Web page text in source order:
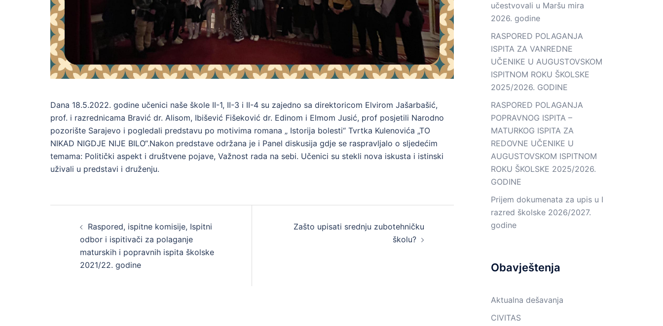
Dana 18.5.2022. godine učenici naše škole II-1, II-3 i II-4 su zajedno sa direktoricom Elvirom Jašarbašić,
prof. i razrednicama Bravić dr. Alisom, Ibišević Fišeković dr. Edinom i Elmom Jusić, prof posjetili Narodno
pozorište Sarajevo i pogledali predstavu po motivima romana „ Istorija bolesti“ Tvrtka Kulenovića „TO
NIKAD NIGDJE NIJE BILO“.Nakon predstave održana je i Panel diskusija gdje se raspravljalo o sljedećim
temama: Politički aspekt i društvene pojave, Važnost rada na sebi. Učenici su stekli nova iskusta i istinski
uživali u predstavi i druženju.
navigation
Raspored, ispitne komisije, Ispitni
odbor i ispitivači za polaganje
maturskih i popravnih ispita školske
2021/22. godine
Zašto upisati srednju zubotehničku
školu?
učestvovali u Maršu mira
2026. godine
RASPORED POLAGANJA
ISPITA ZA VANREDNE
UČENIKE U AUGUSTOVSKOM
ISPITNOM ROKU ŠKOLSKE
2025/2026. GODINE
RASPORED POLAGANJA
POPRAVNOG ISPITA –
MATURKOG ISPITA ZA
REDOVNE UČENIKE U
AUGUSTOVSKOM ISPITNOM
ROKU ŠKOLSKE 2025/2026.
GODINE
Prijem dokumenata za upis u I
razred školske 2026/2027.
godine
Obavještenja
Aktualna dešavanja
CIVITAS